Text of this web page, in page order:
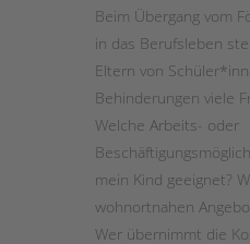
Beim Übergang vom
in das Berufsleben
Eltern von
Behinderungen viele
Welche Arbeits- oder
mein Kind geeignet?
wohnortnahen
Wer übernimmt die